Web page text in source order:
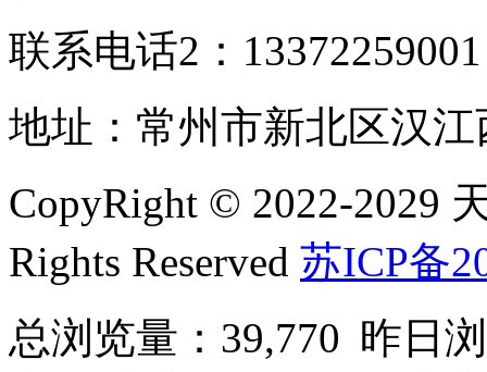
联系电话2：
地址：常州市新北区汉江
CopyRight © 2022-2029
Rights Reserved 苏ICP备
总浏览量：39,770 昨日